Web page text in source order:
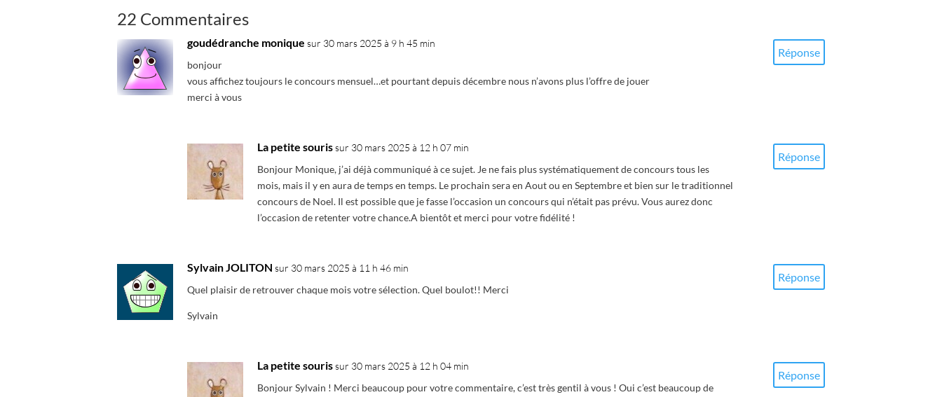
22 Commentaires
goudédranche monique sur 30 mars 2025 à 9 h 45 min
bonjour
vous affichez toujours le concours mensuel…et pourtant depuis décembre nous n’avons plus l’offre de jouer
merci à vous
Réponse
La petite sourissur 30 mars 2025 à 12 h 07 min
Bonjour Monique, j’ai déjà communiqué à ce sujet. Je ne fais plus systématiquement de concours tous les
mois, mais il y en aura de temps en temps. Le prochain sera en Aout ou en Septembre et bien sur le traditionnel
concours de Noel. Il est possible que je fasse l’occasion un concours qui n’était pas prévu. Vous aurez donc
l’occasion de retenter votre chance.A bientôt et merci pour votre fidélité !
Réponse
Sylvain JOLITON sur 30 mars 2025 à 11 h 46 min
Quel plaisir de retrouver chaque mois votre sélection. Quel boulot!! Merci
Sylvain
Réponse
La petite sourissur 30 mars 2025 à 12 h 04 min
Bonjour Sylvain ! Merci beaucoup pour votre commentaire, c’est très gentil à vous ! Oui c’est beaucoup de
Réponse